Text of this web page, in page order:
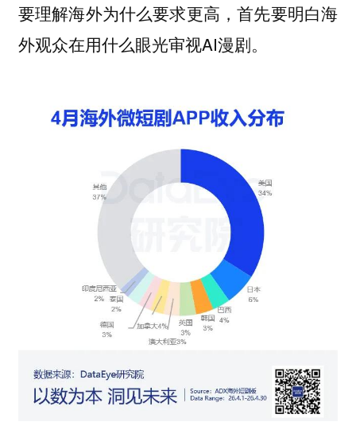
要理解海外为什么要求更高，首先要明白海
外观众在用什么眼光审视AI漫剧。